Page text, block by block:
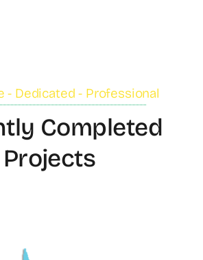
- Dedicated - Professional
Completed
Projects